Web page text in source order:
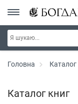
Головна Каталог
Каталог книг